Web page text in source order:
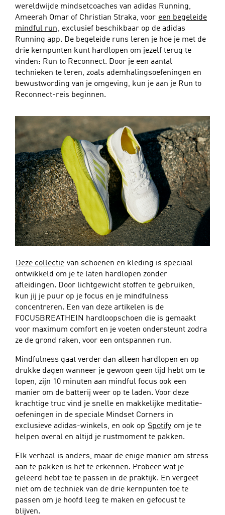
wereldwijde mindsetcoaches van adidas Running,
Ameerah Omar of Christian Straka, voor een begeleide
mindful run, exclusief beschikbaar op de adidas
Running app. De begeleide runs leren je hoe je met de
drie kernpunten kunt hardlopen om jezelf terug te
vinden: Run to Reconnect. Door je een aantal
technieken te leren, zoals ademhalingsoefeningen en
bewustwording van je omgeving, kun je aan je Run to
Reconnect-reis beginnen.
Deze collectie van schoenen en kleding is speciaal
ontwikkeld om je te laten hardlopen zonder
afleidingen. Door lichtgewicht stoffen te gebruiken,
kun jij je puur op je focus en je mindfulness
concentreren. Een van deze artikelen is de
FOCUSBREATHEIN hardloopschoen die is gemaakt
voor maximum comfort en je voeten ondersteunt zodra
ze de grond raken, voor een ontspannen run.
Mindfulness gaat verder dan alleen hardlopen en op
drukke dagen wanneer je gewoon geen tijd hebt om te
lopen, zijn 10 minuten aan mindful focus ook een
manier om de batterij weer op te laden. Voor deze
krachtige truc vind je snelle en makkelijke meditatie-
oefeningen in de speciale Mindset Corners in
exclusieve adidas-winkels, en ook op Spotify om je te
helpen overal en altijd je rustmoment te pakken.
Elk verhaal is anders, maar de enige manier om stress
aan te pakken is het te erkennen. Probeer wat je
geleerd hebt toe te passen in de praktijk. En vergeet
niet om de techniek van de drie kernpunten toe te
passen om je hoofd leeg te maken en gefocust te
blijven.